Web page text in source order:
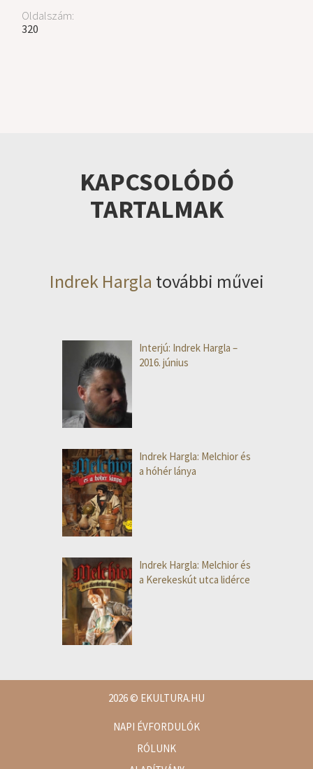
Oldalszám:
320
KAPCSOLÓDÓ
TARTALMAK
Indrek Hargla további művei
Interjú: Indrek Hargla –
2016. június
Indrek Hargla: Melchior és
a hóhér lánya
Indrek Hargla: Melchior és
a Kerekeskút utca lidérce
2026© EKULTURA.HU
NAPI ÉVFORDULÓK
RÓLUNK